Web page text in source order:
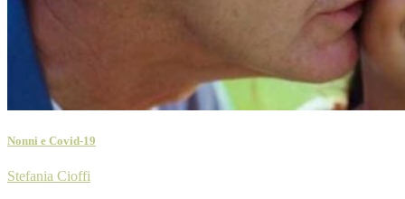
Nonni e Covid-19
Stefania Cioffi